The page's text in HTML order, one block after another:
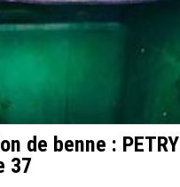
de benne : PETRY
37